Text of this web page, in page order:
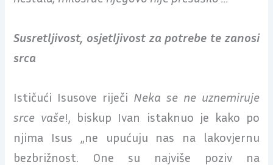
Susretljivost, osjetljivost za potrebe te zanosi
srca
Ističući Isusove riječi Neka se ne uznemiruje
srce vaše!, biskup Ivan istaknuo je kako po
njima Isus „ne upućuju nas na lakovjernu
bezbrižnost. One su najviše poziv na